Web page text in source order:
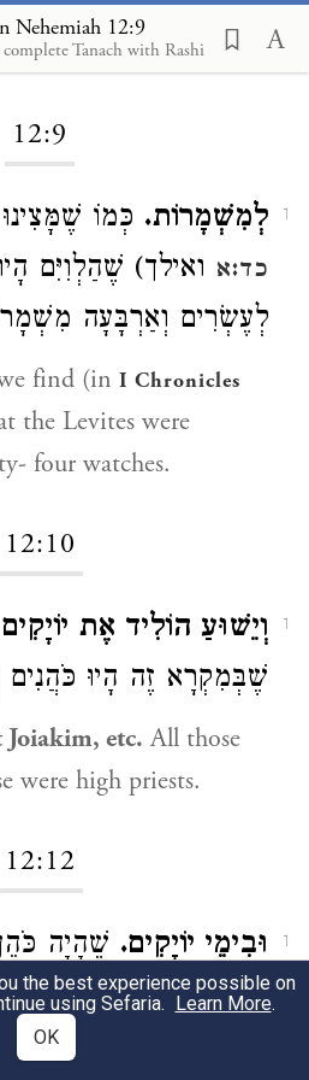
Nehemiah 12:9
complete Tanach with Rashi
Loading...
12:9
1 לְמִשְׁמָרוֹת. כְּמוֹ
כד:א ואילך) שֶׁהַלְוִיִּם
לְעֶשְׂרִים וְאַרְבָּעָה
find (in I Chronicles
the Levites were
four watches.
12:10
1 וְיֵשׁוּעַ הוֹלִיד אֶת יוֹיָקִים
שֶׁבְּמִקְרָא זֶה הָיוּ כֹּהֲנִים
Joiakim, etc. All those
were high priests.
12:12
1 וּבִימֵי יוֹיָקִים. שֶׁהָיָה
הַלָּלוּ, הֵם הָיוּ רָאשִׁים,
the best experience possible on
using Sefaria. Learn More.
OK